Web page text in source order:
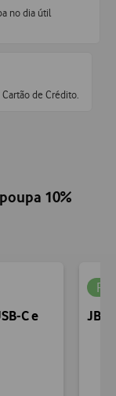
no dia útil
de Crédito.
10%
C e
JBL